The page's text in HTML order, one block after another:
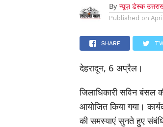
By न्यूज़ डेस्क
Published on
SHARE
देहरादून, 6 अप्रैल।
जिलाधिकारी सविन बंसल
आयोजित किया गया।
की समस्याएं सुनते हुए